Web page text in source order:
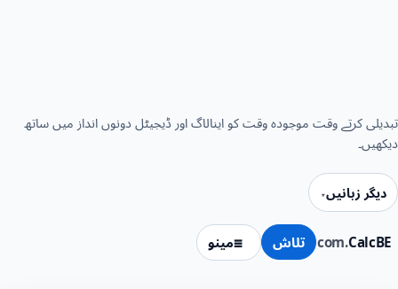
CalcBE
.com تلاش مینو
تبدیلی کرتے وقت موجودہ وقت کو اینالاگ اور ڈیجیٹل دونوں انداز میں ساتھ
دیکھیں۔
دیگر زبانیں